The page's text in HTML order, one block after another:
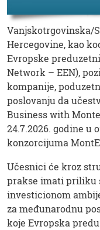
Vanjskotrgovinska/
Hercegovine, kao
Evropske
Network – EEN),
kompanije,
poslovanju da
Business with
24.7.2026. godine u
konzorcijuma
Učesnici će kroz
prakse imati priliku
investicionom
za međunarodnu
koje Evropska